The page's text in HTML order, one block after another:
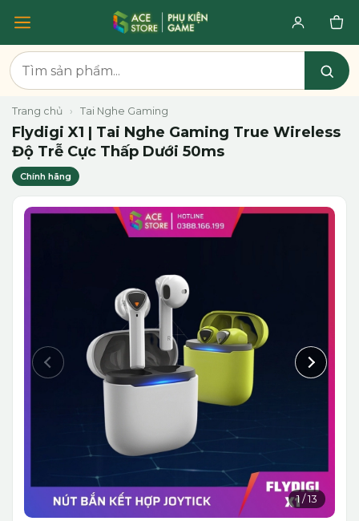
Trang chủ › Tai Nghe Gaming
Flydigi X1 | Tai Nghe Gaming True Wireless
Độ Trễ Cực Thấp Dưới 50ms
Chính hãng
1/13